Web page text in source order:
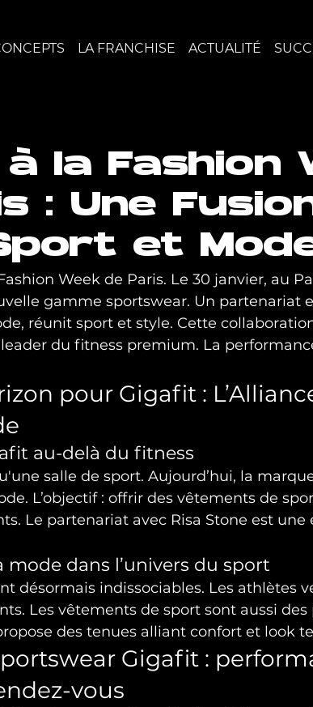
LA FRANCHISE ACTUALITÉ
la Fashion
: Une
et
Week de Paris. Le 30 janvier, au
gamme sportswear. Un partenariat
réunit sport et style. Cette
du fitness premium. La
pour Gigafit :
au-delà du fitness
salle de sport. Aujourd’hui, la
L’objectif : offrir des vêtements de
Le partenariat avec Risa Stone est une
mode dans l’univers du sport
désormais indissociables. Les athlètes
Les vêtements de sport sont aussi des
des tenues alliant confort et look
Gigafit :
vous